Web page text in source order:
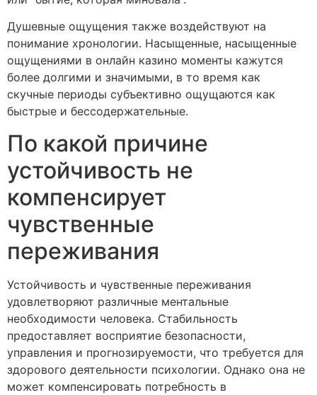
Душевные ощущения также воздействуют на
понимание хронологии. Насыщенные, насыщенные
ощущениями в онлайн казино моменты кажутся
более долгими и значимыми, в то время как
скучные периоды субъективно ощущаются как
быстрые и бессодержательные.
По какой причине
устойчивость не
компенсирует
чувственные
переживания
Устойчивость и чувственные переживания
удовлетворяют различные ментальные
необходимости человека. Стабильность
предоставляет восприятие безопасности,
управления и прогнозируемости, что требуется для
здорового деятельности психологии. Однако она не
может компенсировать потребность в